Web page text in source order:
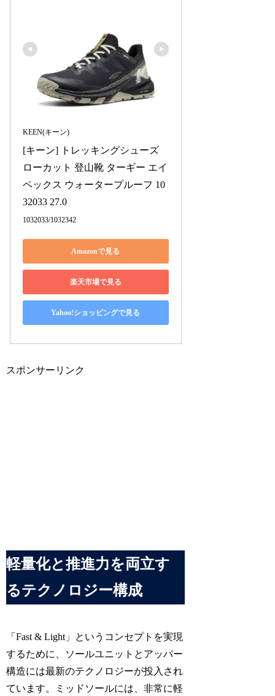
KEEN(キーン)
[キーン] トレッキングシューズ
ローカット 登山靴 ターギー エイ
ペックス ウォータープルーフ 10
32033 27.0
1032033/1032342
Amazonで見る
楽天市場で見る
Yahoo!ショッピングで見る
スポンサーリンク
軽量化と推進力を両立す
るテクノロジー構成
「Fast & Light」というコンセプトを実現
するために、ソールユニットとアッパー
構造には最新のテクノロジーが投入され
ています。ミッドソールには、非常に軽